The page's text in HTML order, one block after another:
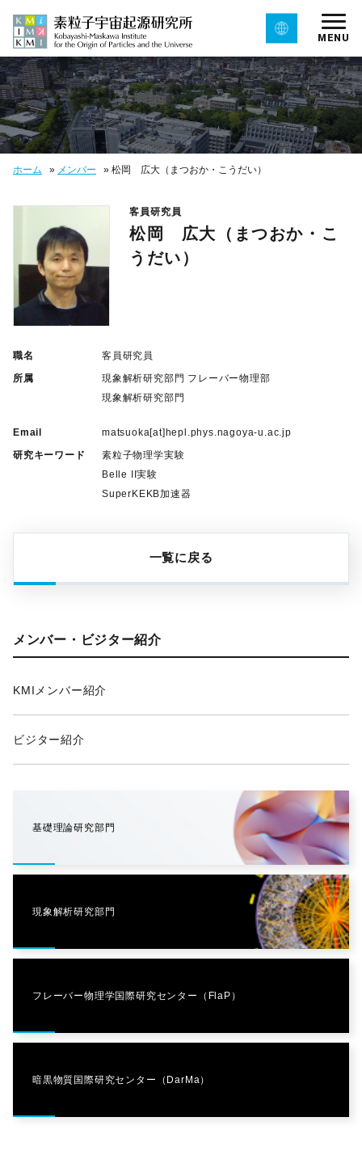
MENU
ホーム » メンバー » 松岡 広大（まつおか・こうだい）
客員研究員
松岡 広大（まつおか・こ
うだい）
職名
客員研究員
所属
現象解析研究部門 フレーバー物理部
現象解析研究部門
Email
matsuoka[at]hepl.phys.nagoya-u.ac.jp
研究キーワード
素粒子物理学実験
Belle II実験
SuperKEKB加速器
一覧に戻る
メンバー・ビジター紹介
KMIメンバー紹介
ビジター紹介
基礎理論研究部門
現象解析研究部門
フレーバー物理学国際研究センター（FlaP）
暗黒物質国際研究センター（DarMa）